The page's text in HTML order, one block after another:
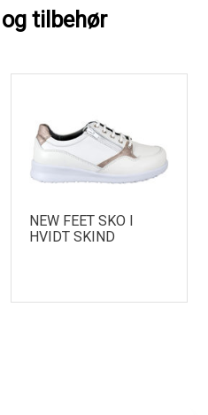
tilbehør
NEW FEET SKO I
HVIDT SKIND